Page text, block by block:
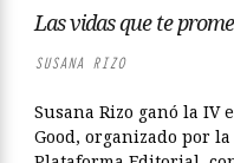
Las vidas que te
SUSANA RIZO
Susana Rizo ganó la
Good, organizado por